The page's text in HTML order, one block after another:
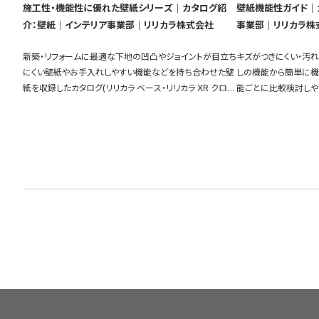
施工性・機能性に優れた壁紙シリーズ｜カタログ紹
介：壁紙｜インテリア事業部｜リリカラ株式会社
新築・リフォームに最適な下地の凹凸やジョイントが目立ち
にくい壁紙やお手入れしやすい機能などを持ち合わせた壁
紙を収録したカタログ(リリカラ ベース・リリカラ XR クロ
壁紙機能性ガイド｜
事業部｜リリカラ株
キズがつきにくい・汚
しの機能から簡単に
能ごとに比較検討し